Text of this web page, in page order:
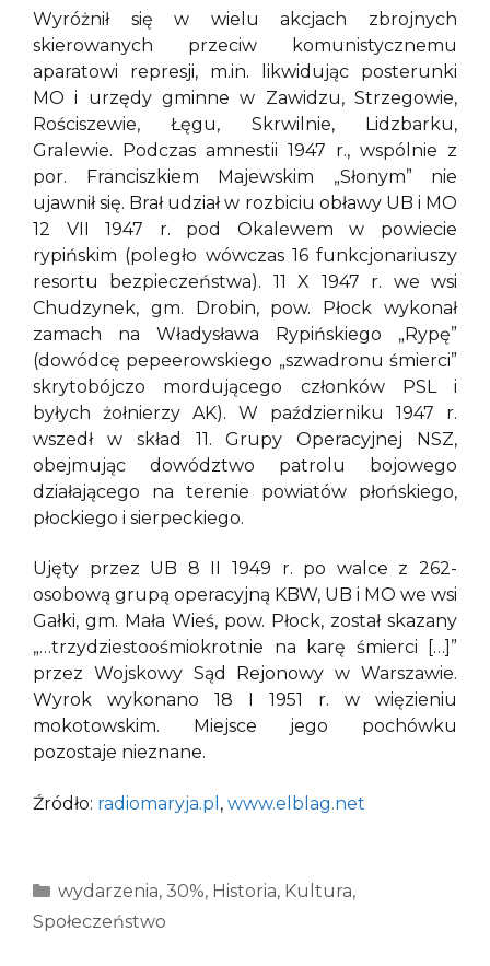
Wyróżnił się w wielu akcjach zbrojnych
skierowanych przeciw komunistycznemu
aparatowi represji, m.in. likwidując posterunki
MO i urzędy gminne w Zawidzu, Strzegowie,
Rościszewie, Łęgu, Skrwilnie, Lidzbarku,
Gralewie. Podczas amnestii 1947 r., wspólnie z
por. Franciszkiem Majewskim „Słonym” nie
ujawnił się. Brał udział w rozbiciu obławy UB i MO
12 VII 1947 r. pod Okalewem w powiecie
rypińskim (poległo wówczas 16 funkcjonariuszy
resortu bezpieczeństwa). 11 X 1947 r. we wsi
Chudzynek, gm. Drobin, pow. Płock wykonał
zamach na Władysława Rypińskiego „Rypę”
(dowódcę pepeerowskiego „szwadronu śmierci”
skrytobójczo mordującego członków PSL i
byłych żołnierzy AK). W październiku 1947 r.
wszedł w skład 11. Grupy Operacyjnej NSZ,
obejmując dowództwo patrolu bojowego
działającego na terenie powiatów płońskiego,
płockiego i sierpeckiego.
Ujęty przez UB 8 II 1949 r. po walce z 262-
osobową grupą operacyjną KBW, UB i MO we wsi
Gałki, gm. Mała Wieś, pow. Płock, został skazany
„…trzydziestoośmiokrotnie na karę śmierci […]”
przez Wojskowy Sąd Rejonowy w Warszawie.
Wyrok wykonano 18 I 1951 r. w więzieniu
mokotowskim. Miejsce jego pochówku
pozostaje nieznane.
Źródło: radiomaryja.pl , www.elblag.net
Kategorie
wydarzenia, 30%, Historia, Kultura,
Społeczeństwo